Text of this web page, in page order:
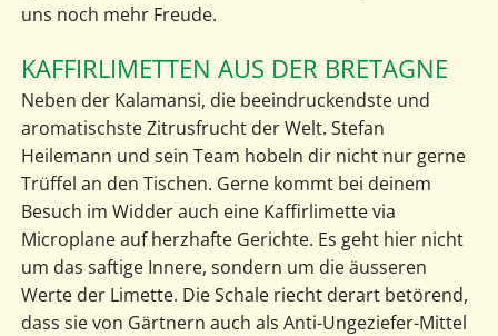
uns noch mehr Freude.
KAFFIRLIMETTEN AUS DER BRETAGNE
Neben der Kalamansi, die beeindruckendste und
aromatischste Zitrusfrucht der Welt. Stefan
Heilemann und sein Team hobeln dir nicht nur gerne
Trüffel an den Tischen. Gerne kommt bei deinem
Besuch im Widder auch eine Kaffirlimette via
Microplane auf herzhafte Gerichte. Es geht hier nicht
um das saftige Innere, sondern um die äusseren
Werte der Limette. Die Schale riecht derart betörend,
dass sie von Gärtnern auch als Anti-Ungeziefer-Mittel